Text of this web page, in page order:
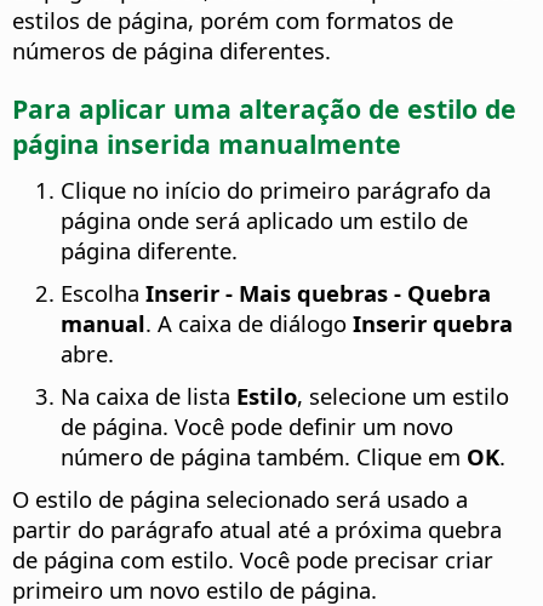
estilos de página, porém com formatos de
números de página diferentes.
Para aplicar uma alteração de estilo de
página inserida manualmente
Clique no início do primeiro parágrafo da
página onde será aplicado um estilo de
página diferente.
Escolha Inserir - Mais quebras - Quebra
manual. A caixa de diálogo Inserir quebra
abre.
Na caixa de lista Estilo, selecione um estilo
de página. Você pode definir um novo
número de página também. Clique em OK.
O estilo de página selecionado será usado a
partir do parágrafo atual até a próxima quebra
de página com estilo. Você pode precisar criar
primeiro um novo estilo de página.